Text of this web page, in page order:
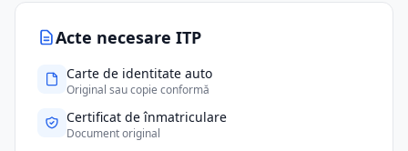
Acte necesare ITP
Carte de identitate auto
Original sau copie conformă
Certificat de înmatriculare
Document original